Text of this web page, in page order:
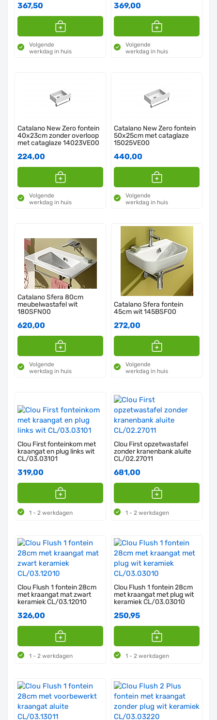
367,50
Volgende
werkdag in huis
369,00
Volgende
werkdag in huis
Catalano New Zero fontein
40x23cm zonder overloop
met cataglaze 14023VE00
224,00
Volgende
werkdag in huis
Catalano New Zero fontein
50x25cm met cataglaze
15025VE00
440,00
Volgende
werkdag in huis
Catalano Sfera 80cm
meubelwastafel wit
180SFN00
620,00
Volgende
werkdag in huis
Catalano Sfera fontein
45cm wit 145BSF00
272,00
Volgende
werkdag in huis
Clou First fonteinkom met
kraangat en plug links wit
CL/03.03101
319,00
1 - 2 werkdagen
Clou First opzetwastafel
zonder kranenbank aluite
CL/02.27011
681,00
1 - 2 werkdagen
Clou Flush 1 fontein 28cm
met kraangat mat zwart
keramiek CL/03.12010
326,00
1 - 2 werkdagen
Clou Flush 1 fontein 28cm
met kraangat met plug wit
keramiek CL/03.03010
250,95
1 - 2 werkdagen